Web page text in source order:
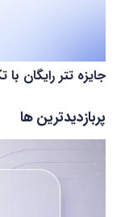
جایزه تتر رایگان
پربازدیدترین ها